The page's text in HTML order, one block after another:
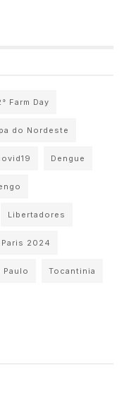
Farm Day
do Nordeste
Dengue
Libertadores
Paris 2024
Paulo Tocantinia